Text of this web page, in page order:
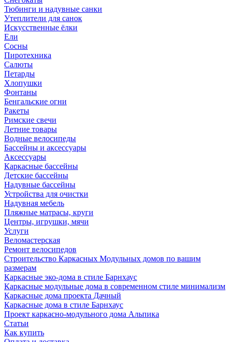
Тюбинги и надувные санки
Утеплители для санок
Искусственные ёлки
Ели
Сосны
Пиротехника
Салюты
Петарды
Хлопушки
Фонтаны
Бенгальские огни
Ракеты
Римские свечи
Летние товары
Водные велосипеды
Бассейны и аксессуары
Аксессуары
Каркасные бассейны
Детские бассейны
Надувные бассейны
Устройства для очистки
Надувная мебель
Пляжные матрасы, круги
Центры, игрушки, мячи
Услуги
Веломастерская
Ремонт велосипедов
Строительство Каркасных Модульных домов по вашим
размерам
Каркасные эко-дома в стиле Барнхаус
Каркасные модульные дома в современном стиле минимализм
Каркасные дома проекта Дачный
Каркасные дома в стиле Барнхаус
Проект каркасно-модульного дома Альпика
Статьи
Как купить